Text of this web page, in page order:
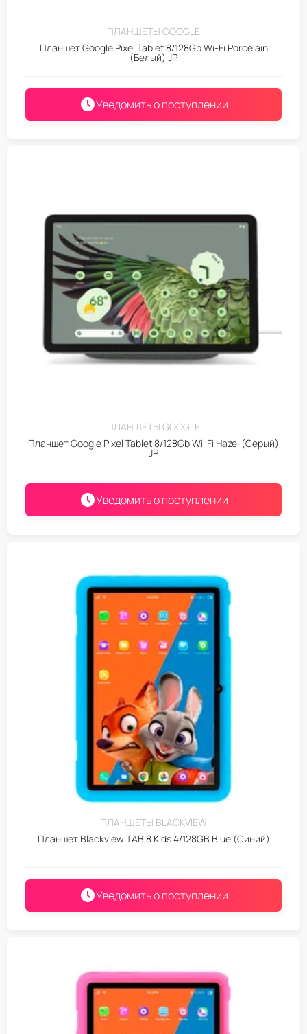
ПЛАНШЕТЫ GOOGLE
Планшет Google Pixel Tablet 8/128Gb Wi-Fi Porcelain
(Белый) JP
Уведомить о поступлении
ПЛАНШЕТЫ GOOGLE
Планшет Google Pixel Tablet 8/128Gb Wi-Fi Hazel (Серый)
JP
Уведомить о поступлении
ПЛАНШЕТЫ BLACKVIEW
Планшет Blackview TAB 8 Kids 4/128GB Blue (Синий)
Уведомить о поступлении